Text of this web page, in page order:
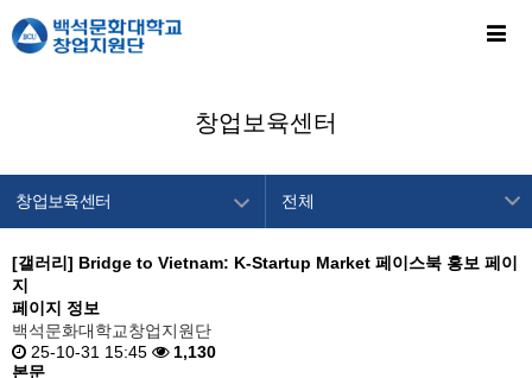
창업보육센터
창업보육센터
창업교육센터
창업보육센터
백석메이커스
전체
[갤러리] Bridge to Vietnam: K-Startup Market 페이스북 홍보 페이
지
페이지 정보
백석문화대학교창업지원단
25-10-31 15:45
1,130
본문